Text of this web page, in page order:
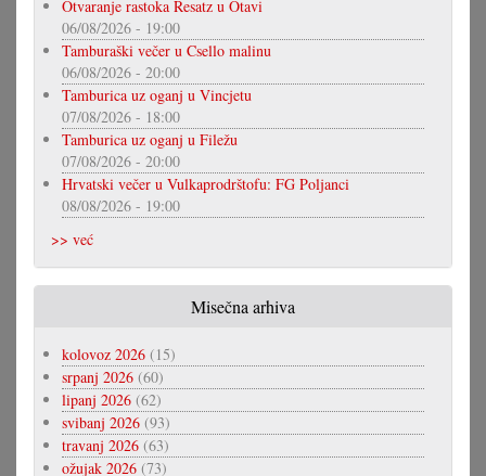
Otvaranje rastoka Resatz u Otavi
06/08/2026 - 19:00
Tamburaški večer u Csello malinu
06/08/2026 - 20:00
Tamburica uz oganj u Vincjetu
07/08/2026 - 18:00
Tamburica uz oganj u Filežu
07/08/2026 - 20:00
Hrvatski večer u Vulkaprodrštofu: FG Poljanci
08/08/2026 - 19:00
>> već
Misečna arhiva
kolovoz 2026 (15)
srpanj 2026 (60)
lipanj 2026 (62)
svibanj 2026 (93)
travanj 2026 (63)
ožujak 2026 (73)